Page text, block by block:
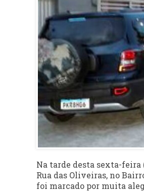
Na tarde desta sexta-feira
Rua das Oliveiras, no
foi marcado por muita